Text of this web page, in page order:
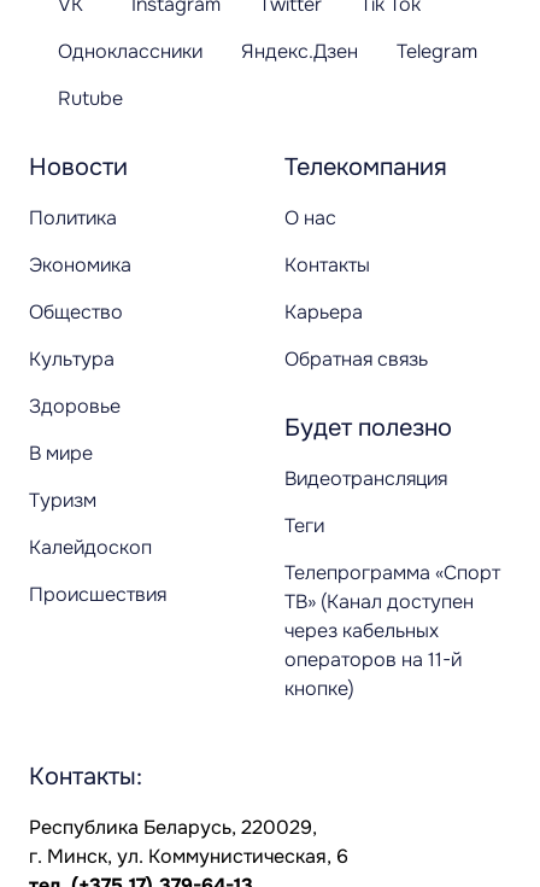
Новости
Политика
Экономика
Общество
Культура
Здоровье
В мире
Туризм
Калейдоскоп
Происшествия
Телекомпания
О нас
Контакты
Карьера
Обратная связь
Будет полезно
Видеотрансляция
Теги
Телепрограмма «Спорт
ТВ» (Канал доступен
через кабельных
операторов на 11-й
кнопке)
Одноклассники
Яндекс.Дзен
Telegram
Rutube
Контакты:
Республика Беларусь, 220029,
г. Минск, ул. Коммунистическая, 6